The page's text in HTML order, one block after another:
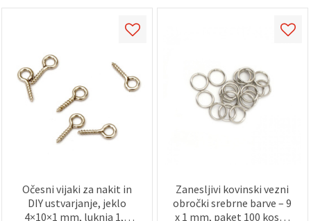
Očesni vijaki za nakit in
DIY ustvarjanje, jeklo
4×10×1 mm, luknja 1,5
Zanesljivi kovinski vezni
obročki srebrne barve – 9
x 1 mm, paket 100 kosov